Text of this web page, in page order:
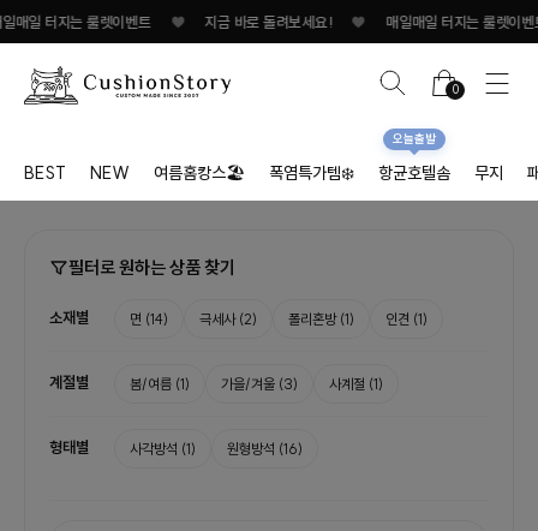
일 터지는 룰렛이벤트 ♥ 지금 바로 돌려보세요! ♥ 매일매일 터지는 룰렛이벤트
0
BEST NEW 여름홈캉스🏖 폭염특가템❄️ 항균호텔솜
오늘출발
무지
필터로 원하는 상품 찾기
소재별 면 (14) 극세사 (2) 폴리혼방 (1) 인견 (1)
계절별 봄/여름 (1) 가을/겨울 (3) 사계절 (1)
형태별 사각방석 (1) 원형방석 (16)